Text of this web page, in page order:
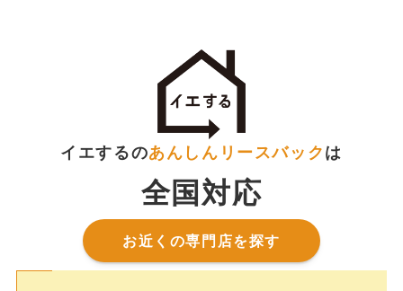
イエするのあんしんリースバック は
全国対応
お近くの専門店を探す